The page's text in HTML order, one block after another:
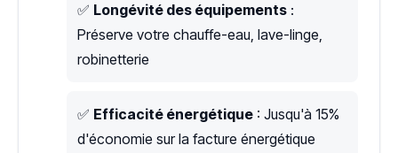
✅ Longévité des équipements :
Préserve votre chauffe-eau, lave-linge,
robinetterie
✅ Efficacité énergétique : Jusqu'à 15%
d'économie sur la facture énergétique